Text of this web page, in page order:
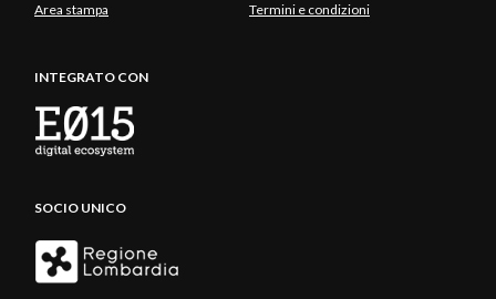
Area stampa Termini e condizioni
INTEGRATO CON
SOCIO UNICO